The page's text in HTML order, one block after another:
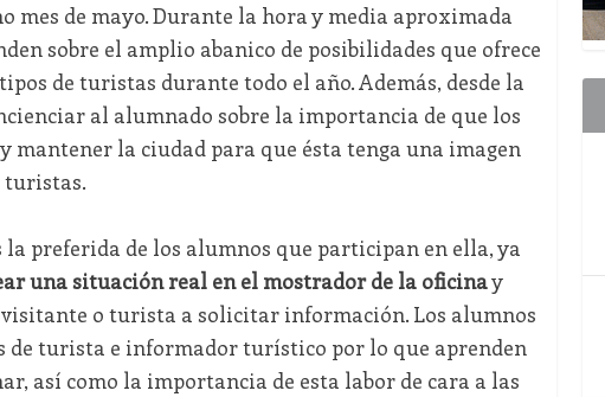
de mayo. Durante la hora y media aproximada
sobre el amplio abanico de posibilidades que ofrece
de turistas durante todo el año. Además, desde la
al alumnado sobre la importancia de que los
mantener la ciudad para que ésta tenga una imagen
turistas.
preferida de los alumnos que participan en ella, ya
una situación real en el mostrador de la oficinay
o turista a solicitar información. Los alumnos
de turista e informador turístico por lo que aprenden
así como la importancia de esta labor de cara a las